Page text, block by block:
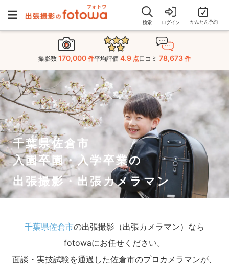
検索 ログイン かんたん予約
撮影数 170,000 件平均評価 4.9 点口コミ 78,673 件
千葉県佐倉市
入園卒園・入学卒業の
出張撮影・出張カメラマン
千葉県佐倉市の出張撮影（出張カメラマン）なら
fotowaにお任せください。
面談・実技試験を通過した佐倉市のプロカメラマンが、